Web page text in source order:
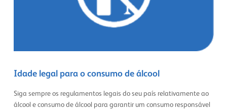
Idade legal para o consumo de álcool
Siga sempre os regulamentos legais do seu país relativamente ao
álcool e consumo de álcool para garantir um consumo responsável